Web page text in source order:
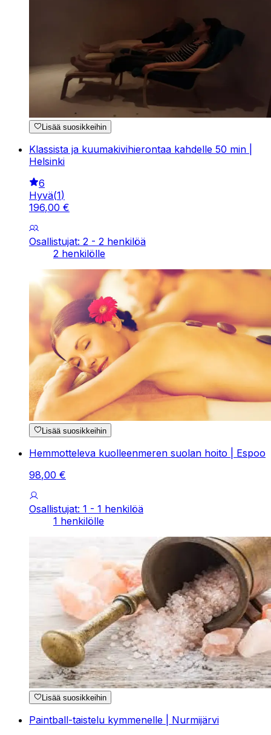
Lisää suosikkeihin
Klassista ja kuumakivihierontaa kahdelle 50 min |
Helsinki
6
Hyvä(1)
196,00 €
Osallistujat: 2 - 2 henkilöä
2 henkilölle
Lisää suosikkeihin
Hemmotteleva kuolleenmeren suolan hoito | Espoo
98,00 €
Osallistujat: 1 - 1 henkilöä
1 henkilölle
Lisää suosikkeihin
Paintball-taistelu kymmenelle | Nurmijärvi